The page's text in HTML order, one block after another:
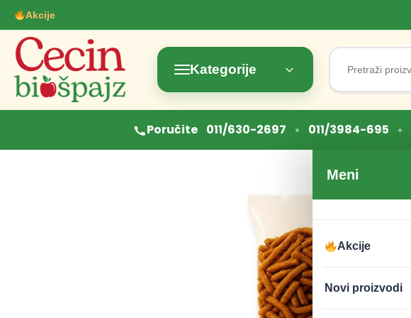
Akcije
Kategorije
Search
for:
Poručite 011/630-2697 • 011/3984-695 •
Meni
Akcije
Novi proizvodi